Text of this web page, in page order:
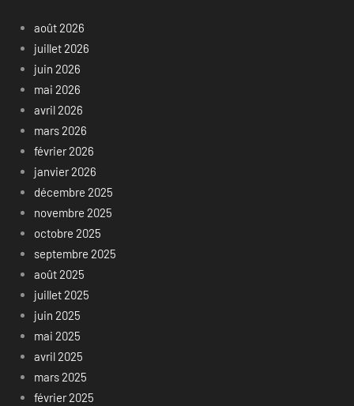
août 2026
juillet 2026
juin 2026
mai 2026
avril 2026
mars 2026
février 2026
janvier 2026
décembre 2025
novembre 2025
octobre 2025
septembre 2025
août 2025
juillet 2025
juin 2025
mai 2025
avril 2025
mars 2025
février 2025